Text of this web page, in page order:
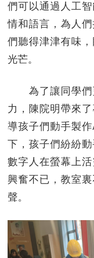
們可以通過人工
情和語言，為人
們聽得津津有味
光芒。
為了讓同學們
力，陳院明帶來
導孩子們動手製
下，孩子們紛紛
數字人在螢幕上
興奮不已，教室
聲。